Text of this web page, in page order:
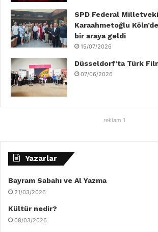
SPD Federal
Karaahmetoğlu
bir araya geldi
15/07/2026
Düsseldorf’ta Türk
07/06/2026
reklam 1
Yazarlar
Bayram Sabahı ve Al Yazma
21/03/2026
Kültür nedir?
08/03/2026